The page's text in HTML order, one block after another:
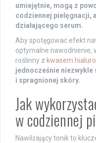
umiejętnie, mogą z
codziennej pielęgnacji,
działającego serum.
Aby spotęgować efekt
optymalne nawodnienie,
roślinny z kwasem
jednocześnie
i spragnionej skóry.
Jak
w codziennej
Nawilżający tonik to